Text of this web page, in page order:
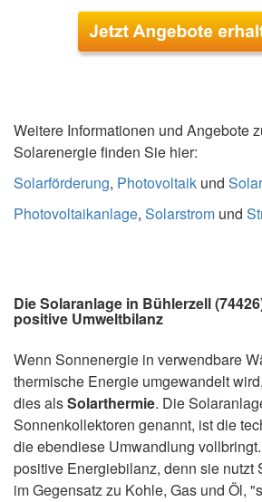
Weitere Informationen und Angebote
Solarenergie finden Sie hier:
Solarförderung, Photovoltaik und
Photovoltaikanlage, Solarstrom und
Die Solaranlage in Bühlerzell
positive Umweltbilanz
Wenn Sonnenergie in verwendbare
thermische Energie umgewandelt
dies alsSolarthermie. Die
Sonnenkollektoren genannt, ist die
die ebendiese Umwandlung
positive Energiebilanz, denn sie nutzt
im Gegensatz zu Kohle, Gas und Öl,